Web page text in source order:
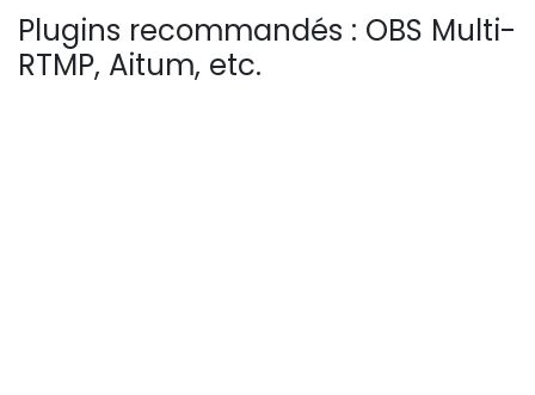
Plugins recommandés : OBS Multi-
RTMP, Aitum, etc.